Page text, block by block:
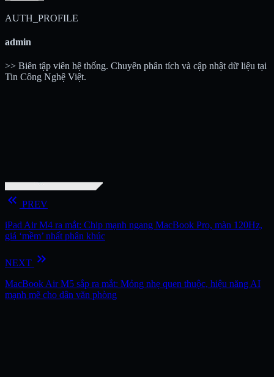
AUTH_PROFILE
admin
>> Biên tập viên hệ thống. Chuyên phân tích và cập nhật dữ liệu tại
Tin Công Nghệ Việt.
keyboard_double_arrow_left PREV
iPad Air M4 ra mắt: Chip mạnh ngang MacBook Pro, màn 120Hz,
giá ‘mềm’ nhất phân khúc
NEXT keyboard_double_arrow_right
MacBook Air M5 sắp ra mắt: Mỏng nhẹ quen thuộc, hiệu năng AI
mạnh mẽ cho dân văn phòng